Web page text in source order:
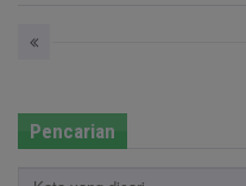
Pencarian